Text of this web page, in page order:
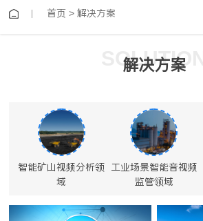
首页 >解决方案
SOLUTION
解决方案
智能矿山视频分析领
域
工业场景智能音视频
监管领域